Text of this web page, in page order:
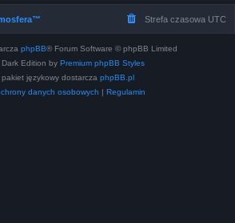
Strefa czasowa UTC
phpBB® Forum Software © phpBB Limited
Dark Edition by Premium phpBB Styles
pakiet językowy dostarcza phpBB.pl
danych osobowych | Regulamin